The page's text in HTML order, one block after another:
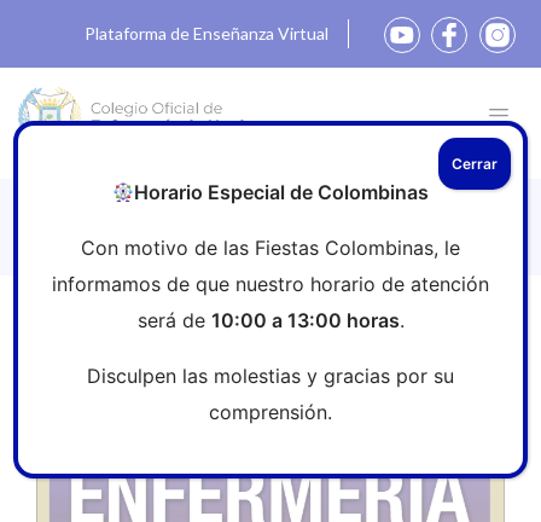
Plataforma de Enseñanza Virtual
Revistas» Enf. Fac. Andalucía Nº269
Horario Especial de Colombinas
Con motivo de las Fiestas Colombinas, le
informamos de que nuestro horario de atención
será de 10:00 a 13:00 horas.
Disculpen las molestias y gracias por su
comprensión.
Cerrar